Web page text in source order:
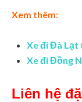
Xem thêm:
Xe đi Đà Lạt
Xe đi Đồng
Liên hệ